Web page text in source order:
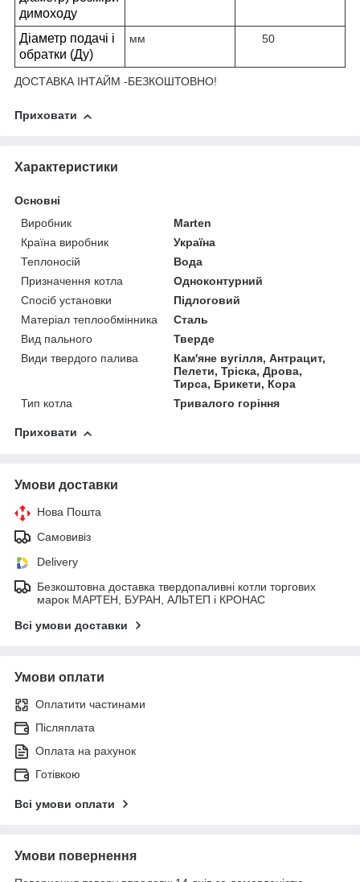
димоходу
Діаметр подачі і
обратки (Ду)
мм 50
ДОСТАВКА ІНТАЙМ -БЕЗКОШТОВНО!
Приховати
Характеристики
Основні
Виробник
Marten
Країна виробник
Україна
Теплоносій
Вода
Призначення котла
Одноконтурний
Спосіб установки
Підлоговий
Матеріал теплообмінника
Сталь
Вид пального
Тверде
Види твердого палива
Кам'яне вугілля, Антрацит,
Пелети, Тріска, Дрова,
Тирса, Брикети, Кора
Тип котла
Тривалого горіння
Приховати
Умови доставки
Нова Пошта
Самовивіз
Delivery
Безкоштовна доставка твердопаливні котли торгових
марок МАРТЕН, БУРАН, АЛЬТЕП і КРОНАС
Всі умови доставки
Умови оплати
Оплатити частинами
Післяплата
Оплата на рахунок
Готівкою
Всі умови оплати
Умови повернення